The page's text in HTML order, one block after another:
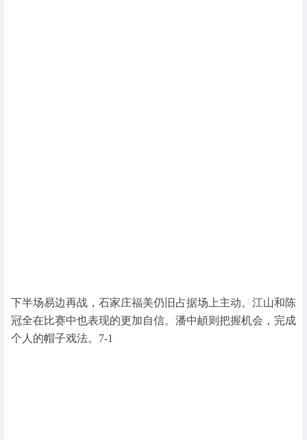
下半场易边再战，石家庄福美仍旧占据场上主动。江山和陈
冠全在比赛中也表现的更加自信。潘中頔则把握机会，完成
个人的帽子戏法。7-1